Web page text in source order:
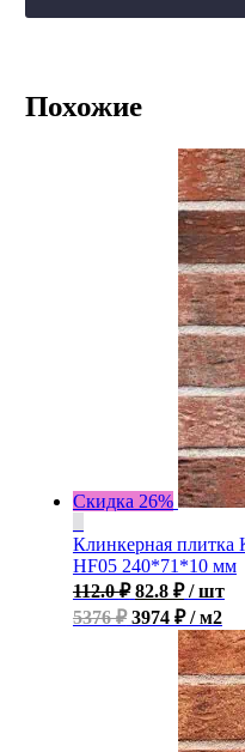
Похожие
Скидка 26%
Клинкерная плитка
HF05 240*71*10 мм
112.0₽ 82.8 ₽ / шт
5376 ₽3974 ₽ / м2